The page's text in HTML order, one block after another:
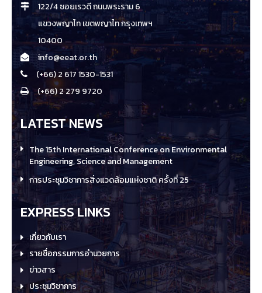
122/4 ซอยเรวดี ถนนพระราม 6
แขวงพญาไท เขตพญาไท กรุงเทพฯ
10400
info@eeat.or.th
(+66) 2 617 1530-1531
(+66) 2 279 9720
LATEST NEWS
The 15th International Conference on Environmental
Engineering, Science and Management
การประชุมวิชาการสิ่งแวดล้อมแห่งชาติ ครั้งที่ 25
EXPRESS LINKS
เกี่ยวกับเรา
รายชื่อกรรมการอำนวยการ
ข่าวสาร
ประชุมวิชาการ